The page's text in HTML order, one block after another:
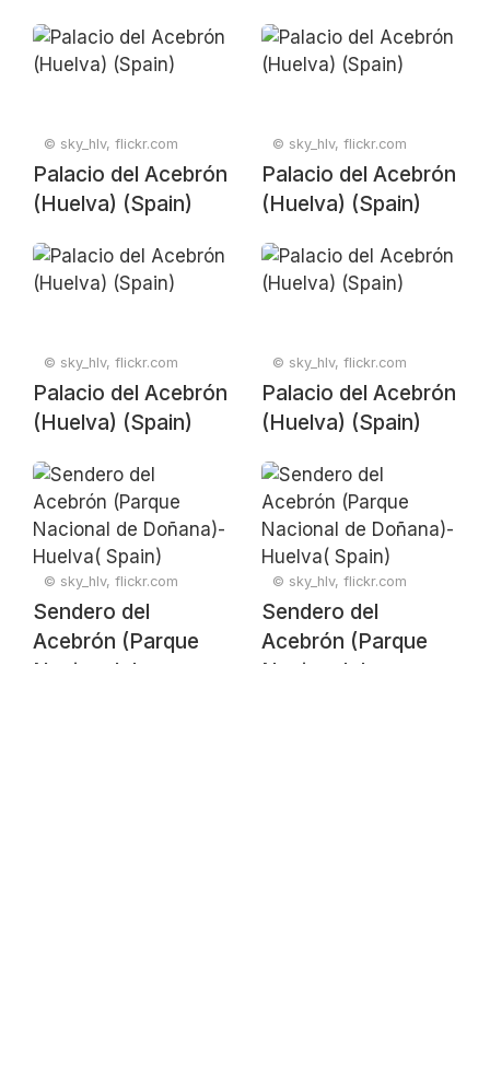
© sky_hlv, flickr.com
Palacio del Acebrón
(Huelva) (Spain)
© sky_hlv, flickr.com
Palacio del Acebrón
(Huelva) (Spain)
© sky_hlv, flickr.com
Palacio del Acebrón
(Huelva) (Spain)
© sky_hlv, flickr.com
Palacio del Acebrón
(Huelva) (Spain)
© sky_hlv, flickr.com
Sendero del
Acebrón (Parque
Nacional de
© sky_hlv, flickr.com
Sendero del
Acebrón (Parque
Nacional de